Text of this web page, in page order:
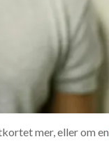
mer, eller om en